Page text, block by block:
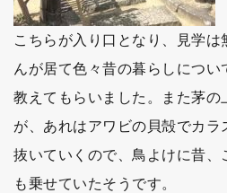
こちらが入り口となり、見学は
んが居て色々昔の暮らしについ
教えてもらいました。また茅の
が、あれはアワビの貝殻でカラ
抜いていくので、鳥よけに昔、
も乗せていたそうです。